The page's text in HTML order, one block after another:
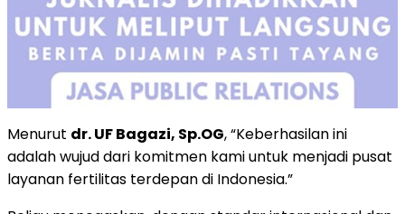
Menurut dr. UF Bagazi, Sp.OG, “Keberhasilan ini
adalah wujud dari komitmen kami untuk menjadi pusat
layanan fertilitas terdepan di Indonesia.”